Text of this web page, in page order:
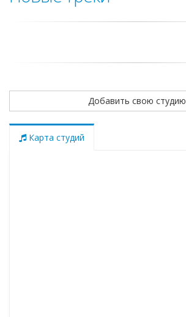
Добавить свою студию
Карта студий